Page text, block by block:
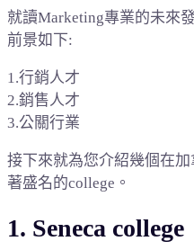
就讀Marketing專業的未來
前景如下:
1.行銷人才
2.銷售人才
3.公關行業
接下來就為您介紹幾個在
著盛名的college。
1. Seneca college